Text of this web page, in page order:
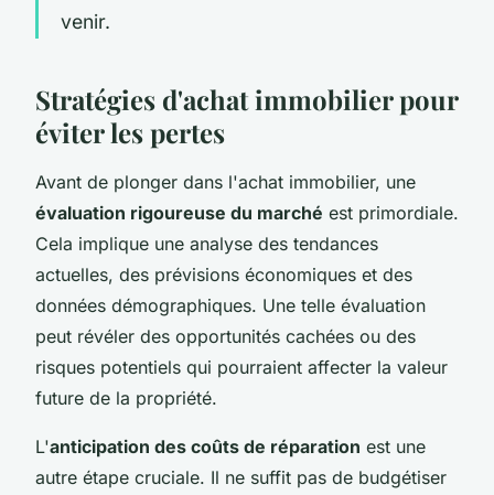
venir.
Stratégies d'achat immobilier pour
éviter les pertes
Avant de plonger dans l'achat immobilier, une
évaluation rigoureuse du marché est primordiale.
Cela implique une analyse des tendances
actuelles, des prévisions économiques et des
données démographiques. Une telle évaluation
peut révéler des opportunités cachées ou des
risques potentiels qui pourraient affecter la valeur
future de la propriété.
L'anticipation des coûts de réparation est une
autre étape cruciale. Il ne suffit pas de budgétiser